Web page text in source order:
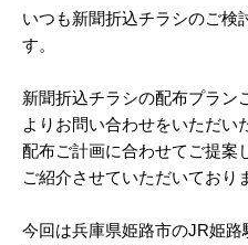
2025/10
2025/08
2025/07
2025/06
いつも新聞折込チラシのご検
す。
新聞折込チラシの配布プラン
よりお問い合わせをいただい
配布ご計画に合わせてご提案
ご紹介させていただいており
今回は兵庫県姫路市のJR姫路